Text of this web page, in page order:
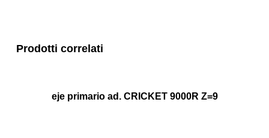
Prodotti correlati
eje primario ad. CRICKET 9000R Z=9